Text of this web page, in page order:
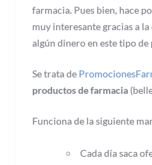
farmacia. Pues bien, hace
muy interesante gracias a
algún dinero en este tipo
Se trata de
productos de farmacia
Funciona de la siguiente
Cada día saca